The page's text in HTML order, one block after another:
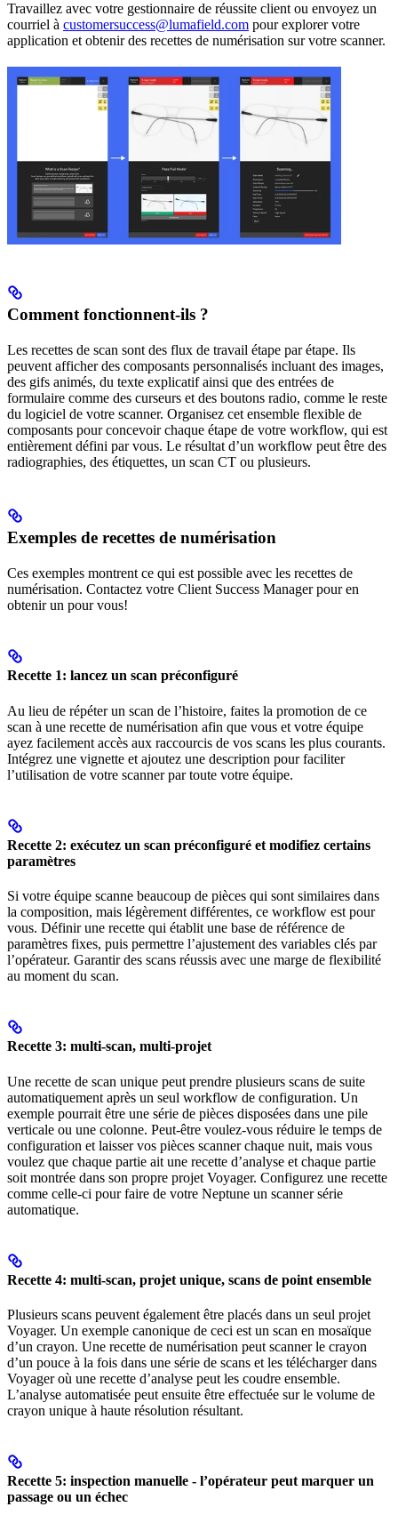
Travaillez avec votre gestionnaire de réussite client ou envoyez un
courriel à customersuccess@lumafield.com pour explorer votre
application et obtenir des recettes de numérisation sur votre scanner.
Comment fonctionnent-ils ?
Les recettes de scan sont des flux de travail étape par étape. Ils
peuvent afficher des composants personnalisés incluant des images,
des gifs animés, du texte explicatif ainsi que des entrées de
formulaire comme des curseurs et des boutons radio, comme le reste
du logiciel de votre scanner. Organisez cet ensemble flexible de
composants pour concevoir chaque étape de votre workflow, qui est
entièrement défini par vous. Le résultat d’un workflow peut être des
radiographies, des étiquettes, un scan CT ou plusieurs.
Exemples de recettes de numérisation
Ces exemples montrent ce qui est possible avec les recettes de
numérisation. Contactez votre Client Success Manager pour en
obtenir un pour vous!
Recette 1: lancez un scan préconfiguré
Au lieu de répéter un scan de l’histoire, faites la promotion de ce
scan à une recette de numérisation afin que vous et votre équipe
ayez facilement accès aux raccourcis de vos scans les plus courants.
Intégrez une vignette et ajoutez une description pour faciliter
l’utilisation de votre scanner par toute votre équipe.
Recette 2: exécutez un scan préconfiguré et modifiez certains
paramètres
Si votre équipe scanne beaucoup de pièces qui sont similaires dans
la composition, mais légèrement différentes, ce workflow est pour
vous. Définir une recette qui établit une base de référence de
paramètres fixes, puis permettre l’ajustement des variables clés par
l’opérateur. Garantir des scans réussis avec une marge de flexibilité
au moment du scan.
Recette 3: multi-scan, multi-projet
Une recette de scan unique peut prendre plusieurs scans de suite
automatiquement après un seul workflow de configuration. Un
exemple pourrait être une série de pièces disposées dans une pile
verticale ou une colonne. Peut-être voulez-vous réduire le temps de
configuration et laisser vos pièces scanner chaque nuit, mais vous
voulez que chaque partie ait une recette d’analyse et chaque partie
soit montrée dans son propre projet Voyager. Configurez une recette
comme celle-ci pour faire de votre Neptune un scanner série
automatique.
Recette 4: multi-scan, projet unique, scans de point ensemble
Plusieurs scans peuvent également être placés dans un seul projet
Voyager. Un exemple canonique de ceci est un scan en mosaïque
d’un crayon. Une recette de numérisation peut scanner le crayon
d’un pouce à la fois dans une série de scans et les télécharger dans
Voyager où une recette d’analyse peut les coudre ensemble.
L’analyse automatisée peut ensuite être effectuée sur le volume de
crayon unique à haute résolution résultant.
Recette 5: inspection manuelle - l’opérateur peut marquer un
passage ou un échec